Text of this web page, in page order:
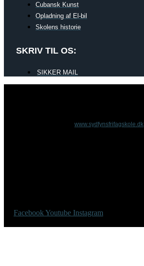
Cubansk Kunst
Opladning af El-bil
Skolens historie
SKRIV TIL OS:
SIKKER MAIL
www.sydfynsfrifagskole.dk
Facebook Youtube Instagram